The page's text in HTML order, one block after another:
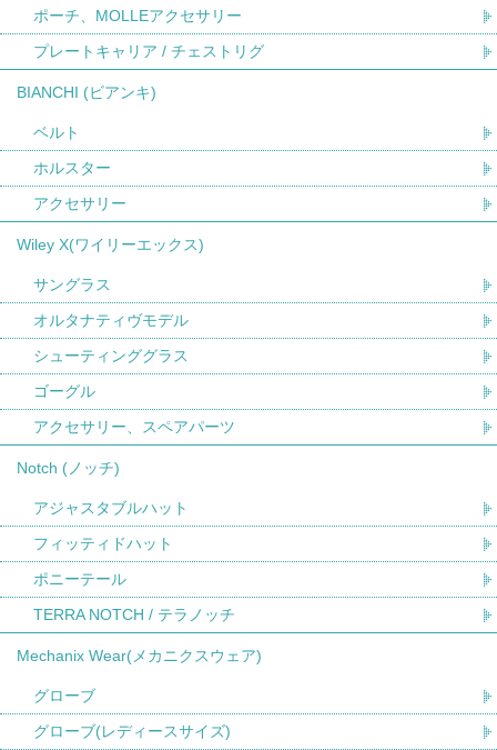
ポーチ、MOLLEアクセサリー
プレートキャリア / チェストリグ
BIANCHI (ビアンキ)
ベルト
ホルスター
アクセサリー
Wiley X(ワイリーエックス)
サングラス
オルタナティヴモデル
シューティンググラス
ゴーグル
アクセサリー、スペアパーツ
Notch (ノッチ)
アジャスタブルハット
フィッティドハット
ポニーテール
TERRA NOTCH / テラノッチ
Mechanix Wear(メカニクスウェア)
グローブ
グローブ(レディースサイズ)